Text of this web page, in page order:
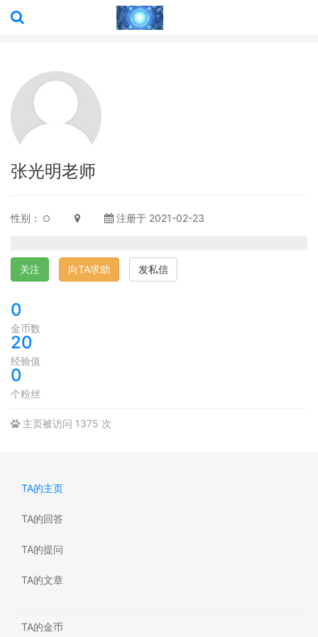
张光明老师
性别： 注册于 2021-02-23
关注 向TA求助 发私信
0
金币数
20
经验值
0
个粉丝
主页被访问 1375 次
TA的主页
TA的回答
TA的提问
TA的文章
TA的金币